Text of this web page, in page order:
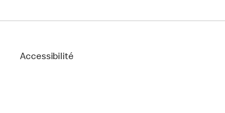
Accessibilité